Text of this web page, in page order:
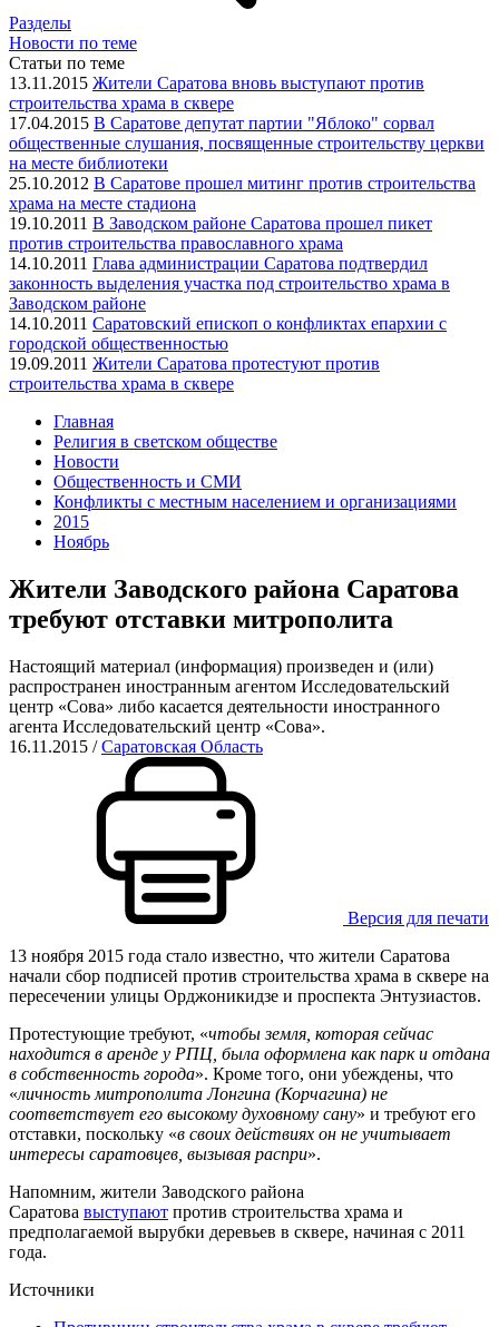
Разделы
Новости по теме
Статьи по теме
13.11.2015 Жители Саратова вновь выступают против
строительства храма в сквере
17.04.2015 В Саратове депутат партии "Яблоко" сорвал
общественные слушания, посвященные строительству церкви
на месте библиотеки
25.10.2012 В Саратове прошел митинг против строительства
храма на месте стадиона
19.10.2011 В Заводском районе Саратова прошел пикет
против строительства православного храма
14.10.2011 Глава администрации Саратова подтвердил
законность выделения участка под строительство храма в
Заводском районе
14.10.2011 Саратовский епископ о конфликтах епархии с
городской общественностью
19.09.2011 Жители Саратова протестуют против
строительства храма в сквере
Главная
Религия в светском обществе
Новости
Общественность и СМИ
Конфликты с местным населением и организациями
2015
Ноябрь
Жители Заводского района Саратова
требуют отставки митрополита
Настоящий материал (информация) произведен и (или)
распространен иностранным агентом Исследовательский
центр «Сова» либо касается деятельности иностранного
агента Исследовательский центр «Сова».
16.11.2015 /Саратовская Область
Версия для печати
13 ноября 2015 года стало известно, что жители Саратова
начали сбор подписей против строительства храма в сквере на
пересечении улицы Орджоникидзе и проспекта Энтузиастов.
Протестующие требуют, «чтобы земля, которая сейчас
находится в аренде у РПЦ, была оформлена как парк и отдана
в собственность города». Кроме того, они убеждены, что
«личность митрополита Лонгина (Корчагина) не
соответствует его высокому духовному сану» и требуют его
отставки, поскольку «в своих действиях он не учитывает
интересы саратовцев, вызывая распри».
Напомним, жители Заводского района
Саратова выступают против строительства храма и
предполагаемой вырубки деревьев в сквере, начиная с 2011
года.
Источники